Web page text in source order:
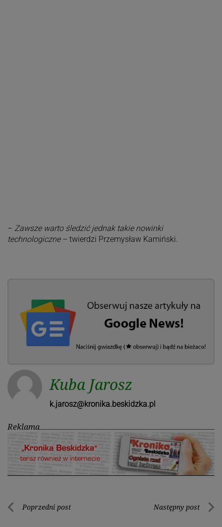
– Zawsze warto śledzić jednak takie nowinki
technologiczne– twierdzi Przemysław Kamiński.
Kuba Jarosz
k.jarosz@kronika.beskidzka.pl
Reklama
Nawigacja
Poprzedni post Następny post